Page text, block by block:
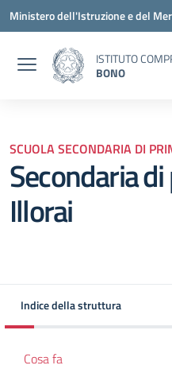
Vai ai contenuti
Vai al menu di navigazione
Vai al footer
Ministero dell'Istruzione e del
ISTITUTO
BONO
SCUOLA SECONDARIA DI
Secondaria
Illorai
Indice della struttura
Cosa fa